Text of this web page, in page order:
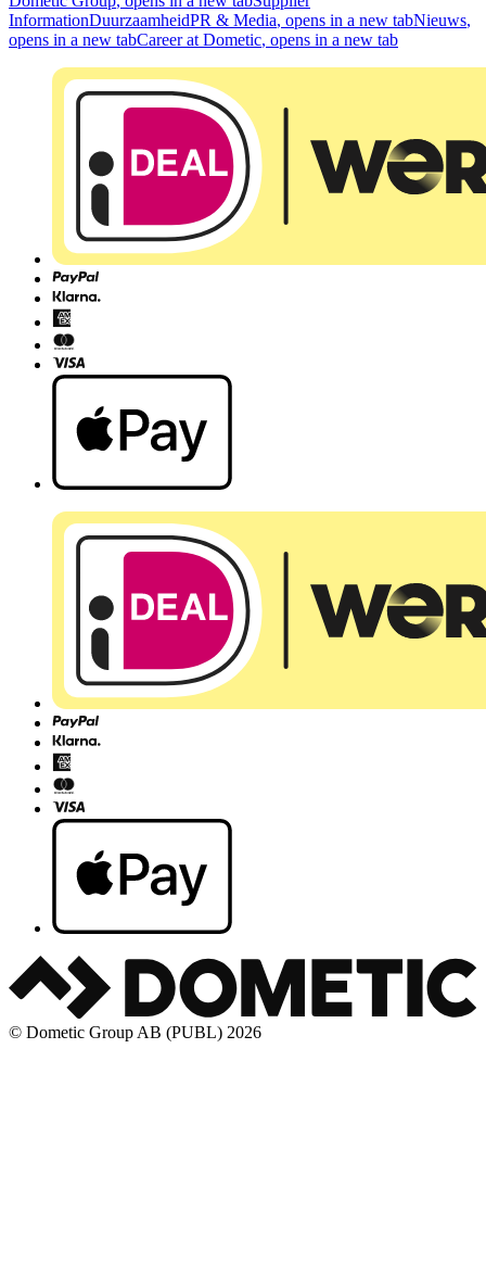
InformationDuurzaamheidPR & Media, opens in a new tabNieuws,
opens in a new tabCareer at Dometic, opens in a new tab
© Dometic Group AB (PUBL) 2026